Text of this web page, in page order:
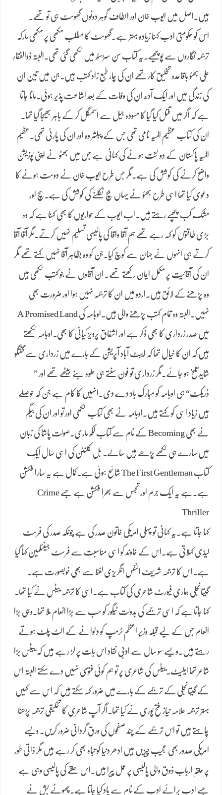
ہیں۔اصل میں ایوب خان اور الطاف گوہر دونوں گھوسٹ ہی تو تھے۔
اس کو حکومتی ادب کہنا زیادہ بہتر ہے۔گھوسٹ کا مطلب مکھی پر مکھی مارکہ
ترجمہ نگاروں سے پوچھیے۔یہ کتاب سن سڑسٹھ میں لکھی گئی تھی۔البتہ ذوالفقار
علی بھٹو باقاعدہ تخلیق کار تھے ان کی چار طبع زاد کتب ہیں۔جن میں تین ان
کی زندگی میں اور ایک آدھ ان کی وفات کے بعد اشاعت پذیر ہوئی۔مانا جاتا
ہے کہ اگر میں قتل کیا گیا کا مسودہ جیل سے اسمگل کر کے باہر بھیجا گیا تھا۔
ان کی کتاب عظیم المیہ نامی تھی جس کے پبلشر وہ اور ان کی پارٹی تھی۔عظیم
المیہ پاکستان کے دو لخت ہونے کی کہانی ہے جس میں بھٹو نے اپنی پوزیشن
واضح کرنے کی کوشش کی ہے۔مگر جس طرح ایوب خان نے دوست ہونے کا
دعویٰ کیا تھا اسی طرح بھٹو نے یہاں بچ نکلنے کی کوشش کی ہے۔سچ اور
مشک کب چھپے رہتے ہیں۔اب ایوب کے حواریوں کا بھی کہنا ہے کہ وہ
بڑی طاقتوں کو کہہ رہے تھے ہم آقا واقا کی پالیسی تسلیم نہیں کرتے۔مگر آقا آقا
کرتے ہی انہوں نے جہان سے کوچ کیا۔جن کو وہ بظاہر آقا نہیں کہتے تھے مگر
ان کی آقائیت پر مکمل ایمان رکھتے تھے۔ ان آقاوں نے جو کتب لکھی ہیں
وہ پڑھنےکے لائق ہیں۔اردو میں ان کا ترجمہ نہیں ہوا اور ضرورت بھی
نہیں۔البتہ وہ تمام کتب پڑھنے والی ہیں۔اوبامہ کی A Promised Land
میں صدر زرداری کا بھی ذکر ہے اور اشفاق پرویز کیانی کا بھی۔اوبامہ لکھتے
ہیں کہ ان کا خیال تھا کہ ایبٹ آباد آپریشن کے بارے میں زرداری سے گفتگو
شاید تلخ ہو جائے۔مگر زرداری تو فون سنتے ہی حلوہ بنے بیٹھے تھے اور ”
ڈریکٹ“ ہی اوبامہ کو مبارک باد دے دی۔انہیں کا کام ہے جن کہ حوصلے
ہیں زیاد اسی کو کہتے ہیں۔اوبامہ نے بھی کتاب لکھی اور تو اور ان کی بیگم
نے بھی Becoming کے نام سے کتاب لکھ ماری۔صولت پاشا کی زبان
میں سارے ہی لکھے پڑھے ہیں سالے۔ بل کلنٹن کی اسی سال ایک
کتاب The First Gentleman شائع ہوئی ہے۔کمال ہے یہ سارا فکشن
ہے۔ہے یہ ایک جرم اور تجسس سے بھرا فکشن ہے جسے Crime
Thriller
کہا جاتا ہے۔یہ کہانی تو پہلی امریکی خاتون صدر کی ہے چونکہ صدر کی فرسٹ
لیڈی کہلاتی ہے۔اس کے خاوند کو اسی مناسبت سے فرسٹ جینٹلمین کہا گیا
ہے۔اس کا ترجمہ شریف النفس انگریزی لفظ سے بھی خوبصورت ہے۔
گیتانجلی ہماری فیورٹ شاعری کی کتاب ہے۔اسی کا ترجمہ ییٹس نے کیا تھا۔
کہا جاتا ہے کہ اسی ترجمے کی بدولت ٹیگور کو سب سے بڑا انعام ملا تھا۔وہی بڑا
انعام جس کے لیے قبلہ وزیر اعظم ٹرمپ کو دلوانے کے الٹ پلٹ ہوتے
رہتے ہیں۔ویسے سو سال سے ادبی نقاد اس بات پر لڑ رہے ہیں کہ ییٹس بڑا
شاعر تھا ایلیٹ۔ییٹس کی شاعری پر تو ہم کوئی فتویٰ نہیں دے سکتے البتہ اس
کے گیتانجلی کے ترجمے کے بارے میں ضرور کہہ سکتے ہیں کہ اس سے کہیں
بہتر ترجمہ علامہ نیاز فتح پوری نے کیا تھا۔اگر آپ شاعری کا تخلیقی ترجمہ پڑھنا
چاہتے ہیں تو اس ترجمے کے چند صفحوں کی ورق گردانی ضرور کریں۔ ویسے
امریکی صدور بھی عجیب چیزیں ہیں ادھر دنیا کو تباہ بھی کر رہے ہیں مگر ذاتی طور
پر حلقہِ ارباب ذوق والی پالیسی پر عمل پیرا ہیں۔اس حلقے کی پالیسی وہی ہے
جسے ادب برائے ادب کے نام سے یاد کیا جاتا ہے۔چھوٹے بش نے